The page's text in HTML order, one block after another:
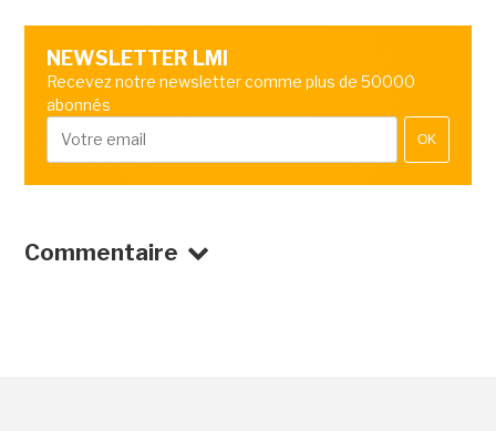
NEWSLETTER LMI
Recevez notre newsletter comme plus de 50000
abonnés
OK
Commentaire